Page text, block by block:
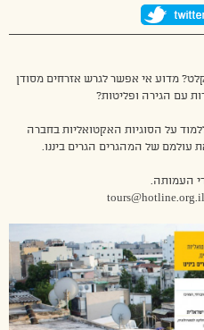
מדוע אי אפשר לגרש אזרחים מסודן
עם הגירה ופליטות?
על הסוגיות האקטואליות בחברה
עולמם של המהגרים הגרים ביננו.
העמותה.